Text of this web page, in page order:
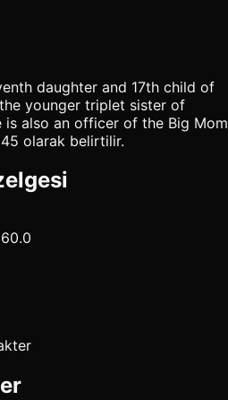
daughter and 17th child of
younger triplet sister of
is also an officer of the Big Mom
45 olarak belirtilir.